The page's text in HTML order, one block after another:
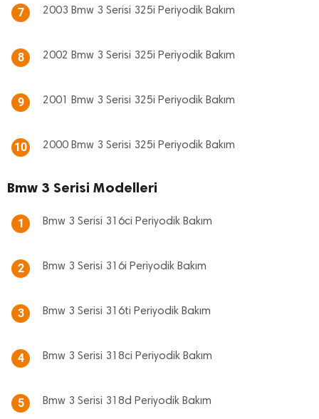
7 2003 Bmw 3 Serisi 325i Periyodik Bakım
8 2002 Bmw 3 Serisi 325i Periyodik Bakım
9 2001 Bmw 3 Serisi 325i Periyodik Bakım
10 2000 Bmw 3 Serisi 325i Periyodik Bakım
Bmw 3 Serisi Modelleri
1 Bmw 3 Serisi 316ci Periyodik Bakım
2 Bmw 3 Serisi 316i Periyodik Bakım
3 Bmw 3 Serisi 316ti Periyodik Bakım
4 Bmw 3 Serisi 318ci Periyodik Bakım
5 Bmw 3 Serisi 318d Periyodik Bakım